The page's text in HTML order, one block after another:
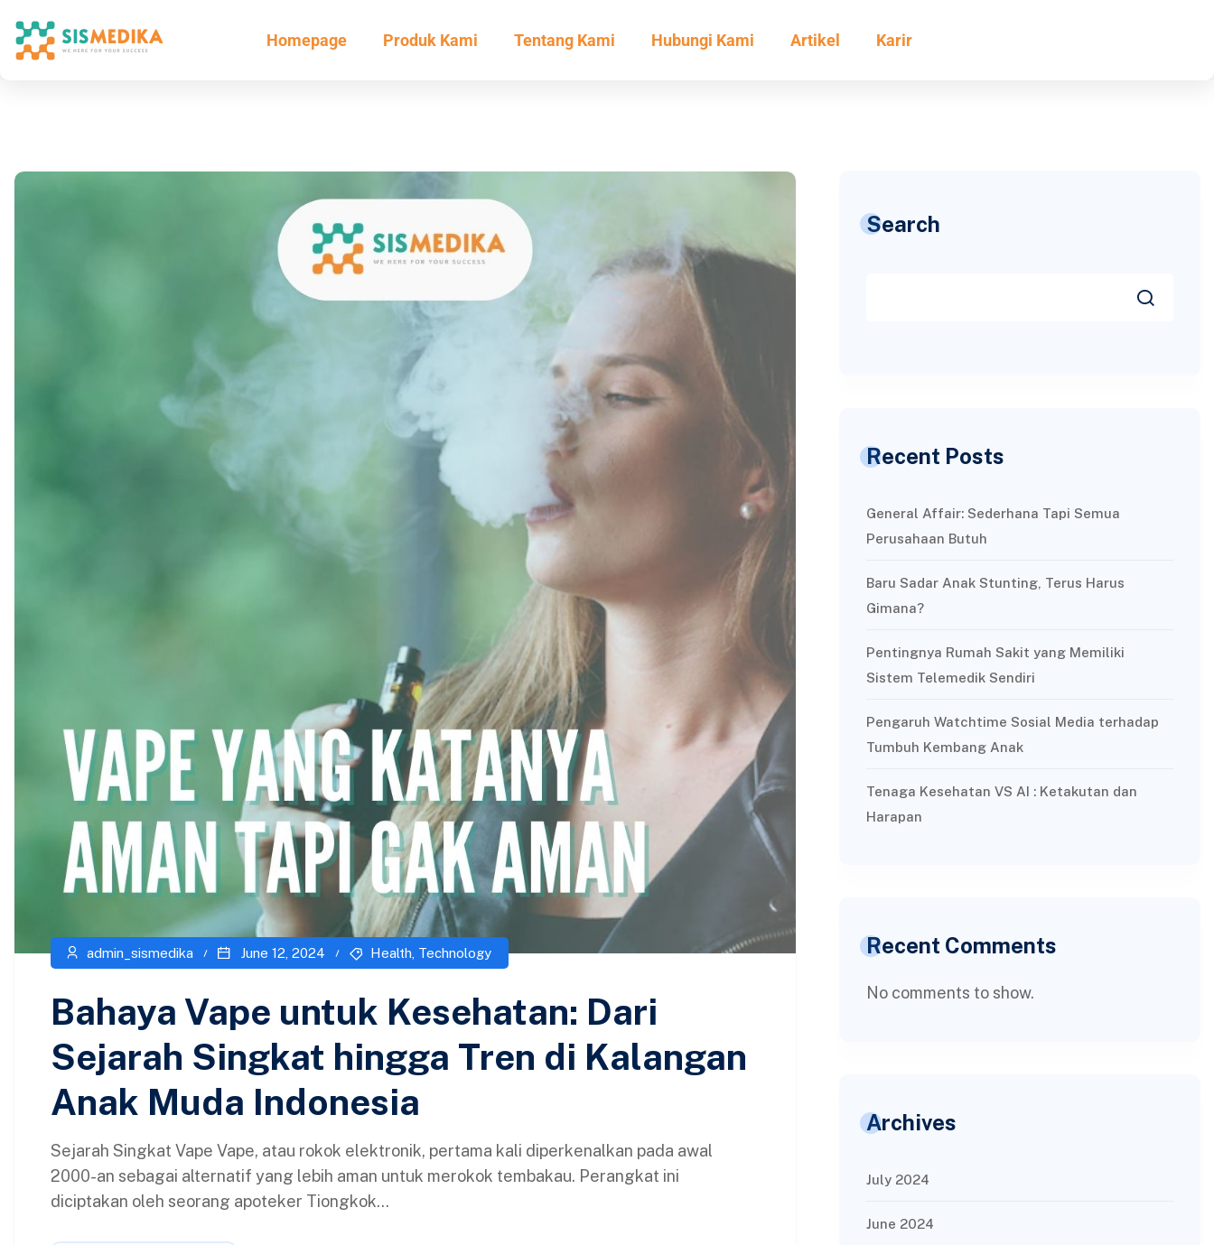
Homepage Produk Kami Tentang Kami Hubungi Kami Artikel Karir
admin_sismedika June 12, 2024 Health Technology
Bahaya Vape untuk Kesehatan: Dari
Sejarah Singkat hingga Tren di Kalangan
Anak Muda Indonesia
Sejarah Singkat Vape Vape, atau rokok elektronik, pertama kali diperkenalkan pada awal
2000-an sebagai alternatif yang lebih aman untuk merokok tembakau. Perangkat ini
diciptakan oleh seorang apoteker Tiongkok...
Search
Recent Posts
General Affair: Sederhana Tapi Semua
Perusahaan Butuh
Baru Sadar Anak Stunting, Terus Harus
Gimana?
Pentingnya Rumah Sakit yang Memiliki
Sistem Telemedik Sendiri
Pengaruh Watchtime Sosial Media terhadap
Tumbuh Kembang Anak
Tenaga Kesehatan VS AI : Ketakutan dan
Harapan
Recent Comments
No comments to show.
Archives
July 2024
June 2024